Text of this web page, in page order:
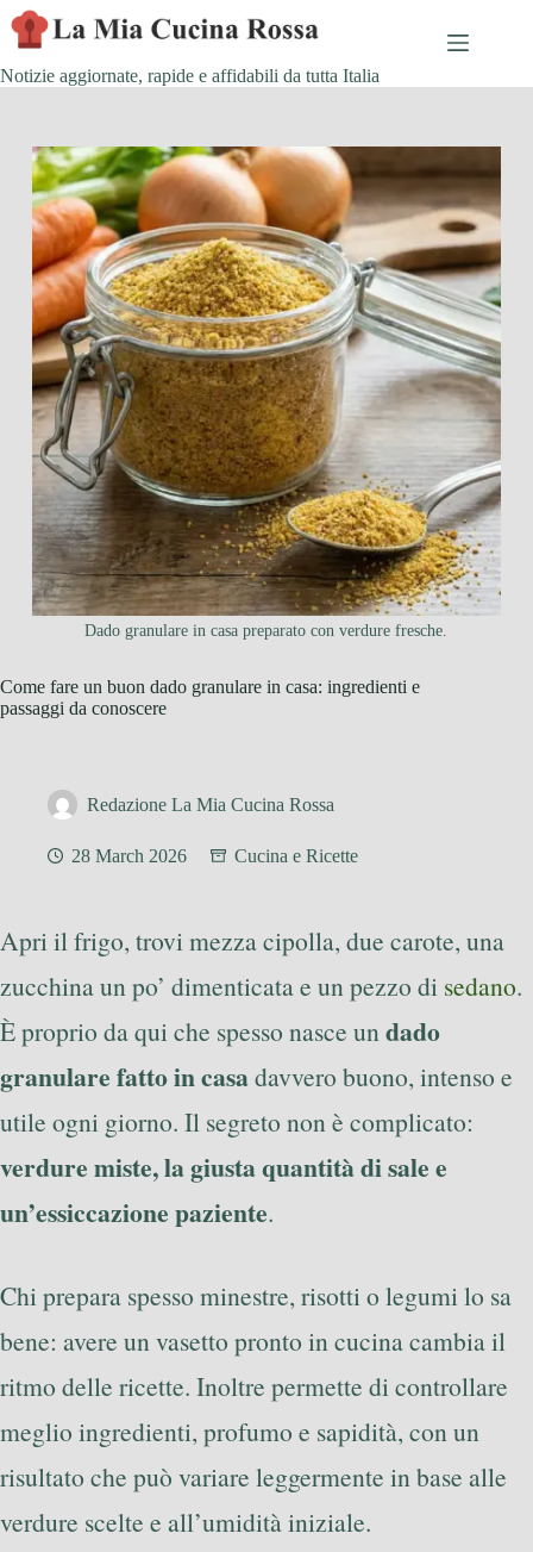
Skip
to
content
Notizie aggiornate, rapide e affidabili da tutta Italia
Dado granulare in casa preparato con verdure fresche.
Come fare un buon dado granulare in casa: ingredienti e
passaggi da conoscere
Redazione La Mia Cucina Rossa
28 March 2026 Cucina e Ricette
Apri il frigo, trovi mezza cipolla, due carote, una
zucchina un po’ dimenticata e un pezzo di sedano.
È proprio da qui che spesso nasce undado
granulare fatto in casadavvero buono, intenso e
utile ogni giorno. Il segreto non è complicato:
verdure miste, la giusta quantità di sale e
un’essiccazione paziente.
Chi prepara spesso minestre, risotti o legumi lo sa
bene: avere un vasetto pronto in cucina cambia il
ritmo delle ricette. Inoltre permette di controllare
meglio ingredienti, profumo e sapidità, con un
risultato che può variare leggermente in base alle
verdure scelte e all’umidità iniziale.